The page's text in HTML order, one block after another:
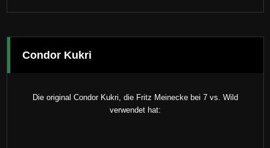
Condor Kukri
Die original Condor Kukri, die Fritz Meinecke bei 7 vs. Wild
verwendet hat: